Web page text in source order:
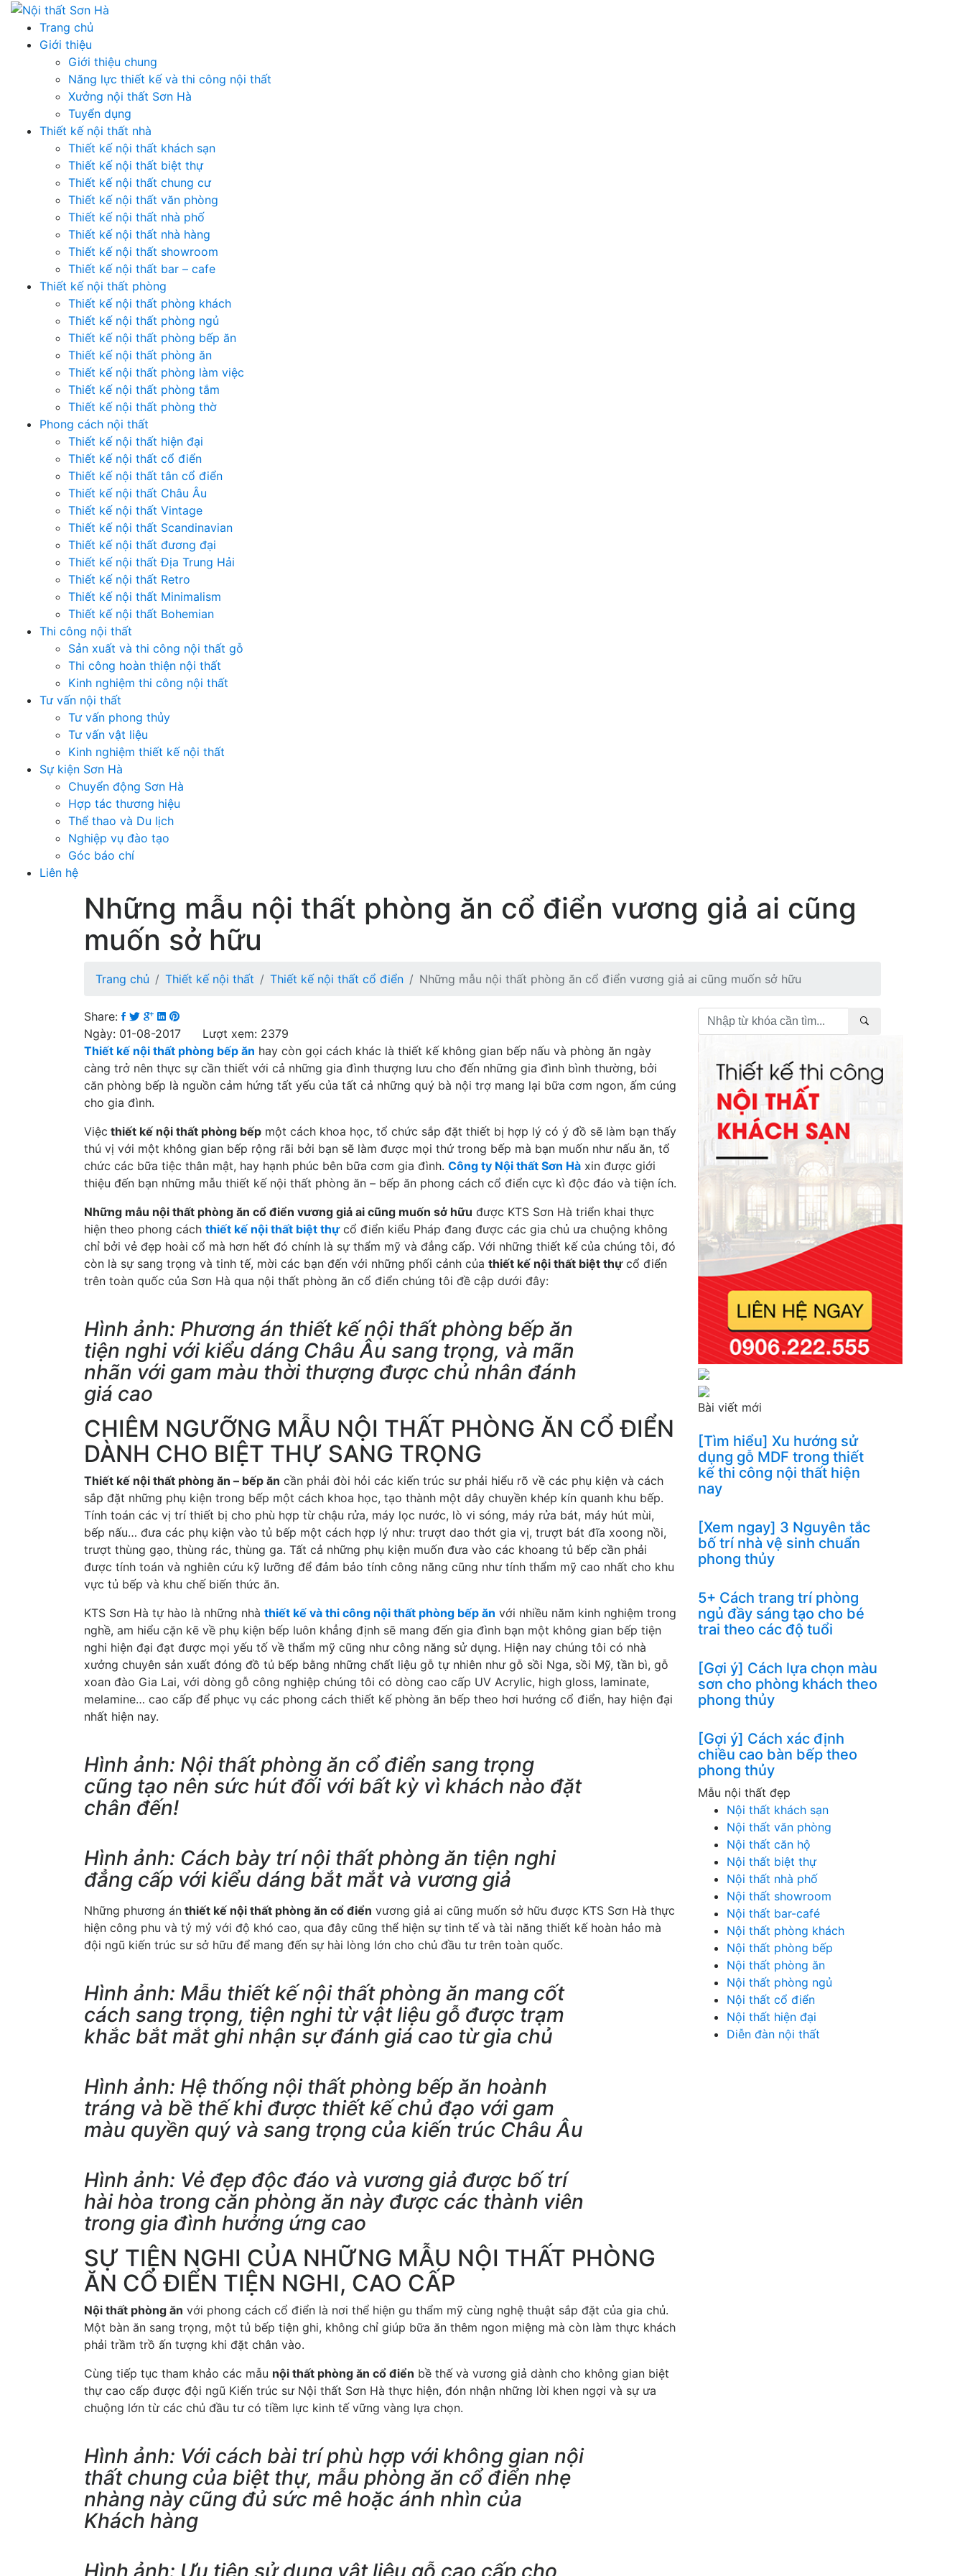
Skip
content
Trang chủ
Giới thiệu
Giới thiệu chung
Năng lực thiết kế và thi công nội thất
Xưởng nội thất Sơn Hà
Tuyển dụng
Thiết kế nội thất nhà
Thiết kế nội thất khách sạn
Thiết kế nội thất biệt thự
Thiết kế nội thất chung cư
Thiết kế nội thất văn phòng
Thiết kế nội thất nhà phố
Thiết kế nội thất nhà hàng
Thiết kế nội thất showroom
Thiết kế nội thất bar – cafe
Thiết kế nội thất phòng
Thiết kế nội thất phòng khách
Thiết kế nội thất phòng ngủ
Thiết kế nội thất phòng bếp ăn
Thiết kế nội thất phòng ăn
Thiết kế nội thất phòng làm việc
Thiết kế nội thất phòng tắm
Thiết kế nội thất phòng thờ
Phong cách nội thất
Thiết kế nội thất hiện đại
Thiết kế nội thất cổ điển
Thiết kế nội thất tân cổ điển
Thiết kế nội thất Châu Âu
Thiết kế nội thất Vintage
Thiết kế nội thất Scandinavian
Thiết kế nội thất đương đại
Thiết kế nội thất Địa Trung Hải
Thiết kế nội thất Retro
Thiết kế nội thất Minimalism
Thiết kế nội thất Bohemian
Thi công nội thất
Sản xuất và thi công nội thất gỗ
Thi công hoàn thiện nội thất
Kinh nghiệm thi công nội thất
Tư vấn nội thất
Tư vấn phong thủy
Tư vấn vật liệu
Kinh nghiệm thiết kế nội thất
Sự kiện Sơn Hà
Chuyển động Sơn Hà
Hợp tác thương hiệu
Thể thao và Du lịch
Nghiệp vụ đào tạo
Góc báo chí
Liên hệ
Những mẫu nội thất phòng ăn cổ điển vương giả ai cũng
muốn sở hữu
Trang chủ Thiết kế nội thất Thiết kế nội thất cổ điển Những mẫu nội thất phòng ăn cổ điển vương giả ai cũng muốn sở hữu
Share:
Ngày: 01-08-2017 Lượt xem: 2379
Thiết kế nội thất phòng bếp ăn hay còn gọi cách khác là thiết kế không gian bếp nấu và phòng ăn ngày
càng trở nên thực sự cần thiết với cả những gia đình thượng lưu cho đến những gia đình bình thường, bởi
căn phòng bếp là nguồn cảm hứng tất yếu của tất cả những quý bà nội trợ mang lại bữa cơm ngon, ấm cúng
cho gia đình.
Việc thiết kế nội thất phòng bếp một cách khoa học, tổ chức sắp đặt thiết bị hợp lý có ý đồ sẽ làm bạn thấy
thú vị với một không gian bếp rộng rãi bởi bạn sẽ làm được mọi thứ trong bếp mà bạn muốn như nấu ăn, tổ
chức các bữa tiệc thân mật, hay hạnh phúc bên bữa cơm gia đình. Công ty Nội thất Sơn Hà xin được giới
thiệu đến bạn những mẫu thiết kế nội thất phòng ăn – bếp ăn phong cách cổ điển cực kì độc đáo và tiện ích.
Những mẫu nội thất phòng ăn cổ điển vương giả ai cũng muốn sở hữu được KTS Sơn Hà triển khai thực
hiện theo phong cách thiết kế nội thất biệt thựcổ điển kiểu Pháp đang được các gia chủ ưa chuộng không
chỉ bởi vẻ đẹp hoài cổ mà hơn hết đó chính là sự thẩm mỹ và đẳng cấp. Với những thiết kế của chúng tôi, đó
còn là sự sang trọng và tinh tế, mời các bạn đến với những phối cảnh của thiết kế nội thất biệt thựcổ điển
trên toàn quốc của Sơn Hà qua nội thất phòng ăn cổ điển chúng tôi đề cập dưới đây:
Hình ảnh: Phương án thiết kế nội thất phòng bếp ăn
tiện nghi với kiểu dáng Châu Âu sang trọng, và mãn
nhãn với gam màu thời thượng được chủ nhân đánh
giá cao
CHIÊM NGƯỠNG MẪU NỘI THẤT PHÒNG ĂN CỔ ĐIỂN
DÀNH CHO BIỆT THỰ SANG TRỌNG
Thiết kế nội thất phòng ăn – bếp ăn cần phải đòi hỏi các kiến trúc sư phải hiểu rõ về các phụ kiện và cách
sắp đặt những phụ kiện trong bếp một cách khoa học, tạo thành một dây chuyền khép kín quanh khu bếp.
Tính toán các vị trí thiết bị cho phù hợp từ chậu rửa, máy lọc nước, lò vi sóng, máy rửa bát, máy hút mùi,
bếp nấu… đưa các phụ kiện vào tủ bếp một cách hợp lý như: trượt dao thớt gia vị, trượt bát đĩa xoong nồi,
trượt thùng gạo, thùng rác, thùng ga. Tất cả những phụ kiện muốn đưa vào các khoang tủ bếp cần phải
được tính toán và nghiên cứu kỹ lưỡng để đảm bảo tính công năng cũng như tính thẩm mỹ cao nhất cho khu
vực tủ bếp và khu chế biến thức ăn.
KTS Sơn Hà tự hào là những nhà thiết kế và thi công nội thất phòng bếp ăn với nhiều năm kinh nghiệm trong
nghề, am hiểu cặn kẽ về phụ kiện bếp luôn khẳng định sẽ mang đến gia đình bạn một không gian bếp tiện
nghi hiện đại đạt được mọi yếu tố về thẩm mỹ cũng như công năng sử dụng. Hiện nay chúng tôi có nhà
xưởng chuyên sản xuất đóng đồ tủ bếp bằng những chất liệu gỗ tự nhiên như gỗ sồi Nga, sồi Mỹ, tần bì, gỗ
xoan đào Gia Lai, với dòng gỗ công nghiệp chúng tôi có dòng cao cấp UV Acrylic, high gloss, laminate,
melamine… cao cấp để phục vụ các phong cách thiết kế phòng ăn bếp theo hơi hướng cổ điển, hay hiện đại
nhất hiện nay.
Hình ảnh: Nội thất phòng ăn cổ điển sang trọng
cũng tạo nên sức hút đối với bất kỳ vì khách nào đặt
chân đến!
Hình ảnh: Cách bày trí nội thất phòng ăn tiện nghi
đẳng cấp với kiểu dáng bắt mắt và vương giả
Những phương án thiết kế nội thất phòng ăn cổ điển vương giả ai cũng muốn sở hữu được KTS Sơn Hà thực
hiện công phu và tỷ mỷ với độ khó cao, qua đây cũng thể hiện sự tinh tế và tài năng thiết kế hoàn hảo mà
đội ngũ kiến trúc sư sở hữu để mang đến sự hài lòng lớn cho chủ đầu tư trên toàn quốc.
Hình ảnh: Mẫu thiết kế nội thất phòng ăn mang cốt
cách sang trọng, tiện nghi từ vật liệu gỗ được trạm
khắc bắt mắt ghi nhận sự đánh giá cao từ gia chủ
Hình ảnh: Hệ thống nội thất phòng bếp ăn hoành
tráng và bề thế khi được thiết kế chủ đạo với gam
màu quyền quý và sang trọng của kiến trúc Châu Âu
Hình ảnh: Vẻ đẹp độc đáo và vương giả được bố trí
hài hòa trong căn phòng ăn này được các thành viên
trong gia đình hưởng ứng cao
SỰ TIỆN NGHI CỦA NHỮNG MẪU NỘI THẤT PHÒNG
ĂN CỔ ĐIỂN TIỆN NGHI, CAO CẤP
Nội thất phòng ăn với phong cách cổ điển là nơi thể hiện gu thẩm mỹ cùng nghệ thuật sắp đặt của gia chủ.
Một bàn ăn sang trọng, một tủ bếp tiện ghi, không chỉ giúp bữa ăn thêm ngon miệng mà còn làm thực khách
phải trầm trồ ấn tượng khi đặt chân vào.
Cùng tiếp tục tham khảo các mẫu nội thất phòng ăn cổ điển bề thế và vương giả dành cho không gian biệt
thự cao cấp được đội ngũ Kiến trúc sư Nội thất Sơn Hà thực hiện, đón nhận những lời khen ngợi và sự ưa
chuộng lớn từ các chủ đầu tư có tiềm lực kinh tế vững vàng lựa chọn.
Hình ảnh: Với cách bài trí phù hợp với không gian nội
thất chung của biệt thự, mẫu phòng ăn cổ điển nhẹ
nhàng này cũng đủ sức mê hoặc ánh nhìn của
Khách hàng
Hình ảnh: Ưu tiên sử dụng vật liệu gỗ cao cấp cho
Bài viết mới
[Tìm hiểu] Xu hướng sử
dụng gỗ MDF trong thiết
kế thi công nội thất hiện
nay
[Xem ngay] 3 Nguyên tắc
bố trí nhà vệ sinh chuẩn
phong thủy
5+ Cách trang trí phòng
ngủ đầy sáng tạo cho bé
trai theo các độ tuổi
[Gợi ý] Cách lựa chọn màu
sơn cho phòng khách theo
phong thủy
[Gợi ý] Cách xác định
chiều cao bàn bếp theo
phong thủy
Mẫu nội thất đẹp
Nội thất khách sạn
Nội thất văn phòng
Nội thất căn hộ
Nội thất biệt thự
Nội thất nhà phố
Nội thất showroom
Nội thất bar-café
Nội thất phòng khách
Nội thất phòng bếp
Nội thất phòng ăn
Nội thất phòng ngủ
Nội thất cổ điển
Nội thất hiện đại
Diễn đàn nội thất